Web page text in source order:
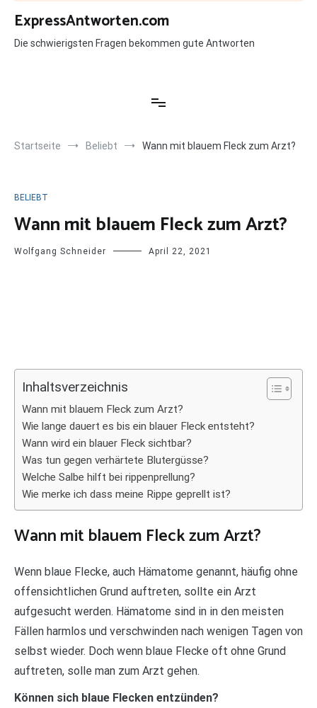
Zum
Inhalt
springen
ExpressAntworten.com
Die schwierigsten Fragen bekommen gute Antworten
Startseite Beliebt Wann mit blauem Fleck zum Arzt?
BELIEBT
Wann mit blauem Fleck zum Arzt?
Wolfgang Schneider April 22, 2021
Inhaltsverzeichnis
Wann mit blauem Fleck zum Arzt?
Wie lange dauert es bis ein blauer Fleck entsteht?
Wann wird ein blauer Fleck sichtbar?
Was tun gegen verhärtete Blutergüsse?
Welche Salbe hilft bei rippenprellung?
Wie merke ich dass meine Rippe geprellt ist?
Wann mit blauem Fleck zum Arzt?
Wenn blaue Flecke, auch Hämatome genannt, häufig ohne
offensichtlichen Grund auftreten, sollte ein Arzt
aufgesucht werden. Hämatome sind in in den meisten
Fällen harmlos und verschwinden nach wenigen Tagen von
selbst wieder. Doch wenn blaue Flecke oft ohne Grund
auftreten, solle man zum Arzt gehen.
Können sich blaue Flecken entzünden?